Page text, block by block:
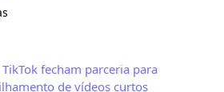
fecham parceria para
de vídeos curtos